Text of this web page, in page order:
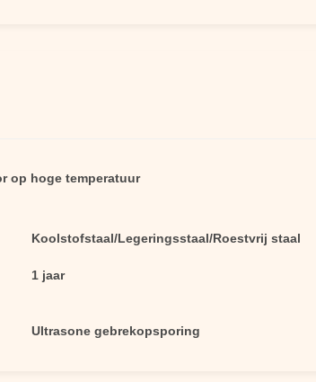
op hoge temperatuur
Koolstofstaal/Legeringsstaal/Roestvrij staal
1 jaar
Ultrasone gebrekopsporing